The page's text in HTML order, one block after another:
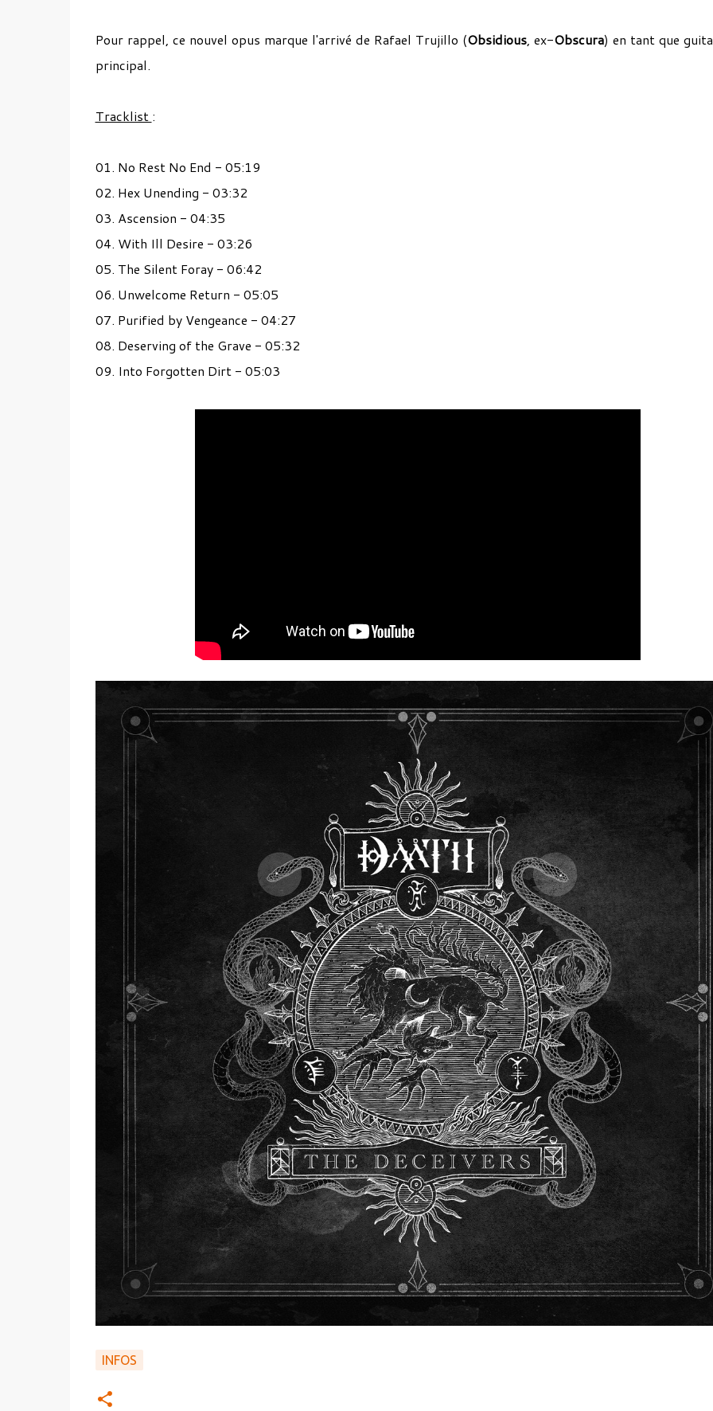
Pour rappel, ce nouvel opus marque l'arrivé de Rafael Trujillo (Obsidious, ex-Obscura) en tant que
principal.
Tracklist :
01. No Rest No End - 05:19
02. Hex Unending - 03:32
03. Ascension - 04:35
04. With Ill Desire - 03:26
05. The Silent Foray - 06:42
06. Unwelcome Return - 05:05
07. Purified by Vengeance - 04:27
08. Deserving of the Grave - 05:32
09. Into Forgotten Dirt - 05:03
INFOS